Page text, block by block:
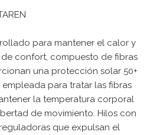
para mantener el calor y
confort, compuesto de fibras
una protección solar 50+
empleada para tratar las fibras
la temperatura corporal
de movimiento. Hilos con
que expulsan el